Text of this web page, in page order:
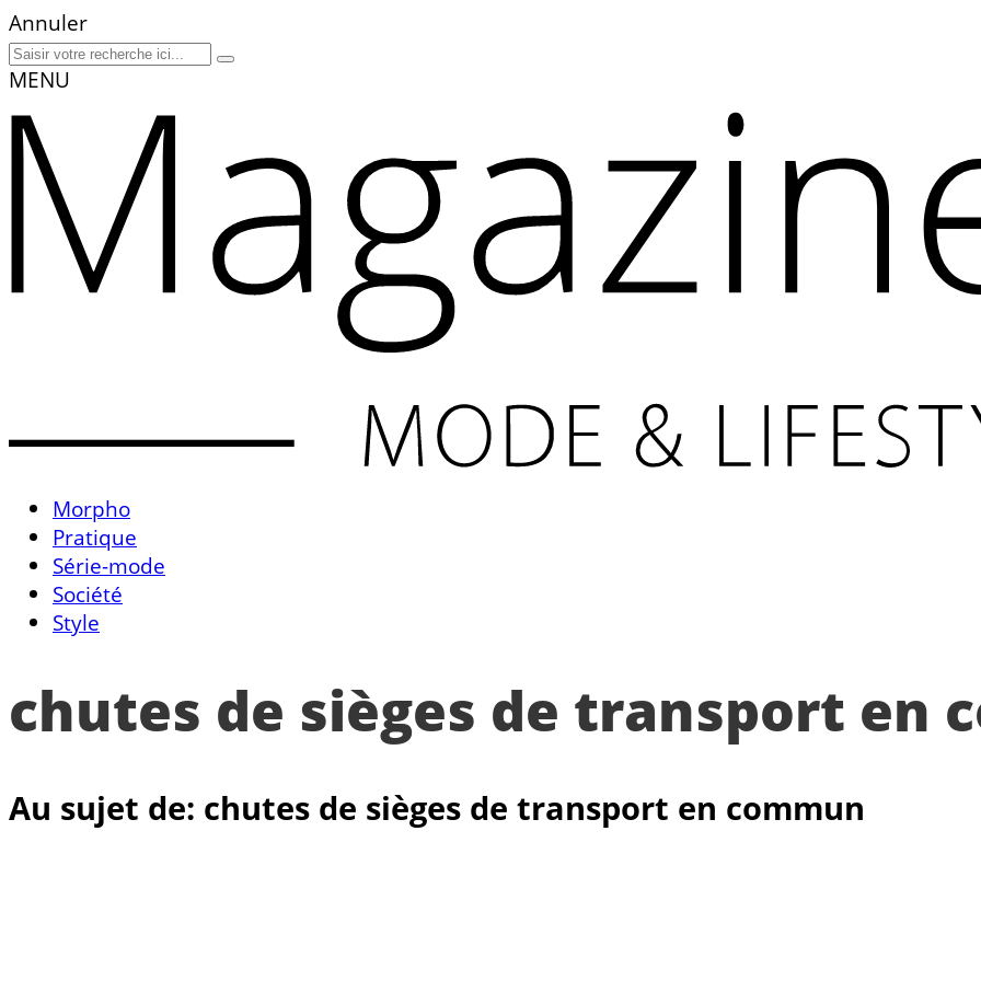
Annuler
MENU
Morpho
Pratique
Série-mode
Société
Style
chutes de sièges de transport en
Au sujet de: chutes de sièges de transport en commun